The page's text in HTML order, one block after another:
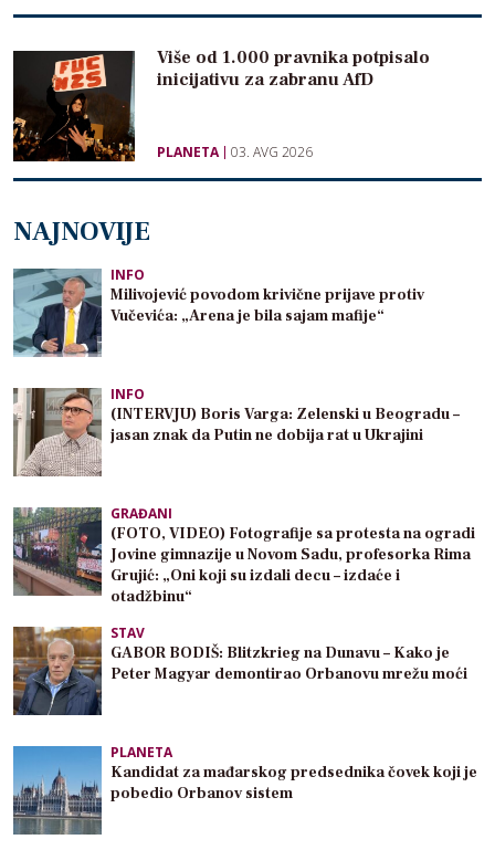
Više od 1.000 pravnika potpisalo
inicijativu za zabranu AfD
PLANETA 03. AVG 2026
NAJNOVIJE
INFO
Milivojević povodom krivične prijave protiv
Vučevića: „Arena je bila sajam mafije“
INFO
(INTERVJU) Boris Varga: Zelenski u Beogradu –
jasan znak da Putin ne dobija rat u Ukrajini
GRAĐANI
(FOTO, VIDEO) Fotografije sa protesta na ogradi
Jovine gimnazije u Novom Sadu, profesorka Rima
Grujić: „Oni koji su izdali decu – izdaće i
otadžbinu“
STAV
GABOR BODIŠ: Blitzkrieg na Dunavu – Kako je
Peter Magyar demontirao Orbanovu mrežu moći
PLANETA
Kandidat za mađarskog predsednika čovek koji je
pobedio Orbanov sistem